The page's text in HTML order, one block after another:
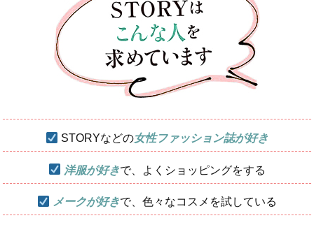
STORYなどの女性ファッション誌が好き
洋服が好きで、よくショッピングをする
メークが好きで、色々なコスメを試している